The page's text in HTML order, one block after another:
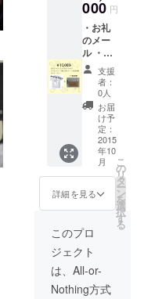
り座っ
て鑑賞
でき
る席の
ご用意
＆ ド
リンク
＆フー
ドサー
ビス）
000 円
・お礼
のメー
ル ・お
うめ若
者カ
フェ
オリジ
ナルT
シャツ
（1枚）
・ババ
コンス
テージ
横に
スポン
サーミ
ニ看板
設置
（高
さ
20cm×
支援
者：
0人
お届
け予
定：
2015
年10
月
詳細を見る
こ
の
リ
タ
ー
ン
を
選
択
す
る
このプロ
ジェクト
は、All-or-
Nothing方式